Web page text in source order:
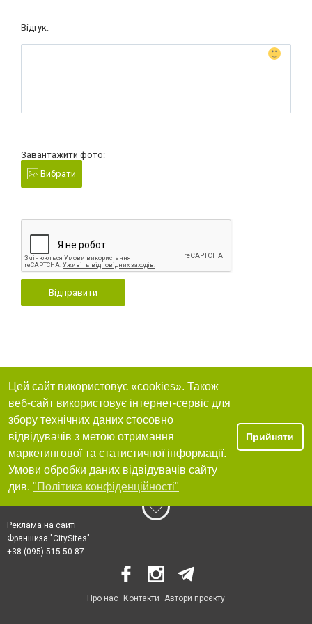
Відгук:
Завантажити фото:
Вибрати
Відправити
Цей сайт використовує «cookies». Також
веб-сайт використовує інтернет-сервіс для
збору технічних даних стосовно
відвідувачів з метою отримання
маркетингової та статистичної інформації.
Умови обробки даних відвідувачів сайту
див. "Політика конфіденційності"
Прийняти
Реклама на сайті
Франшиза "CitySites"
+38 (095) 515-50-87
Про нас Контакти Автори проєкту